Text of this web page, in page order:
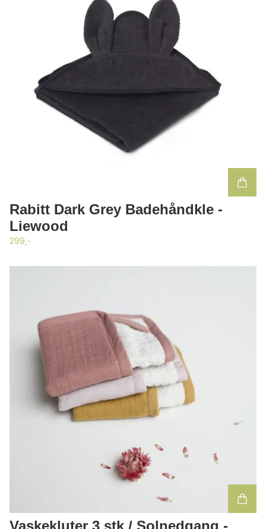
Rabitt Dark Grey Badehåndkle -
Liewood
299,-
Vaskekluter 3 stk / Solnedgang -